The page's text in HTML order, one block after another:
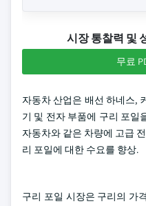
시장 통찰력 및
무료
자동차 산업은 배선 하네스,
기 및 전자 부품에 구리 포일
자동차와 같은 차량에 고급
리 포일에 대한 수요를 향상.
구리 포일 시장은 구리의 가